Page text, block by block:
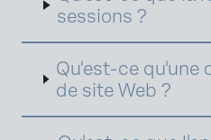
consommateur·rices et
susceptible de générer
sessions ?
Qu'est-ce qu'une
de site Web ?